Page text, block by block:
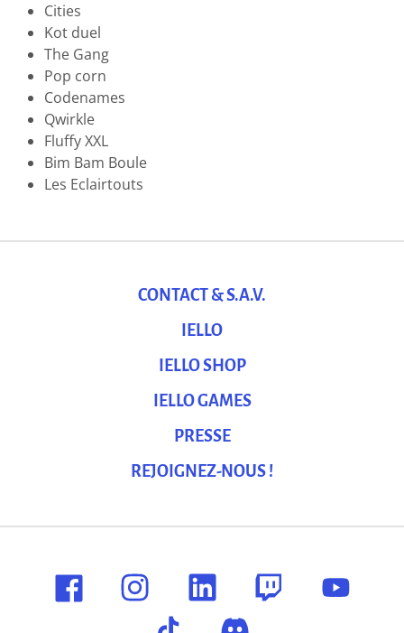
Cities
Kot duel
The Gang
Pop corn
Codenames
Qwirkle
Fluffy XXL
Bim Bam Boule
Les Eclairtouts
CONTACT & S.A.V.
IELLO
IELLO SHOP
IELLO GAMES
PRESSE
REJOIGNEZ-NOUS !